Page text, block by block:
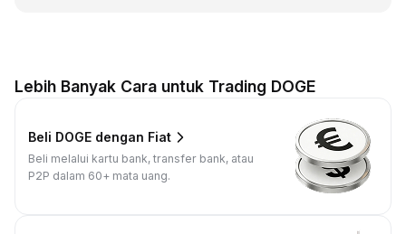
Lebih Banyak Cara untuk Trading DOGE
Beli DOGE dengan Fiat
Beli melalui kartu bank, transfer bank, atau
P2P dalam 60+ mata uang.